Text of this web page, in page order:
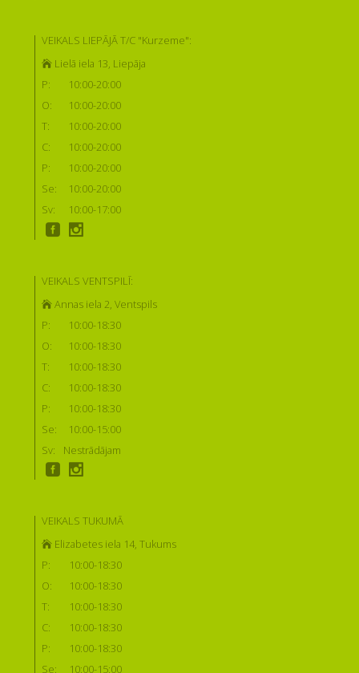
VEIKALS LIEPĀJĀ T/C "Kurzeme":
Lielā iela 13, Liepāja
P:
10:00-20:00
O:
10:00-20:00
T:
10:00-20:00
C:
10:00-20:00
P:
10:00-20:00
Se:
10:00-20:00
Sv:
10:00-17:00
VEIKALS VENTSPILĪ:
Annas iela 2, Ventspils
P:
10:00-18:30
O:
10:00-18:30
T:
10:00-18:30
C:
10:00-18:30
P:
10:00-18:30
Se:
10:00-15:00
Sv:
Nestrādājam
VEIKALS TUKUMĀ
Elizabetes iela 14, Tukums
P:
10:00-18:30
O:
10:00-18:30
T:
10:00-18:30
C:
10:00-18:30
P:
10:00-18:30
Se:
10:00-15:00